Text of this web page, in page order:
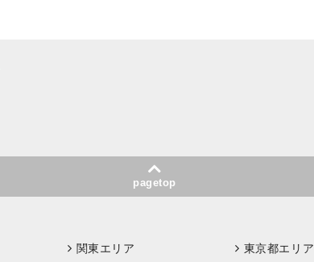
pagetop
関東エリア 東京都エリア